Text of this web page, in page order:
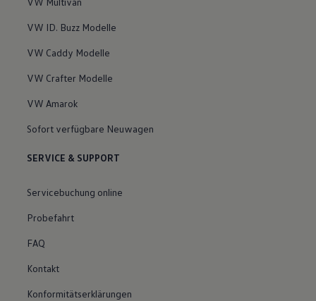
VW ID. Buzz Modelle
VW Caddy Modelle
VW Crafter Modelle
VW Amarok
Sofort verfügbare Neuwagen
SERVICE & SUPPORT
Servicebuchung online
Probefahrt
FAQ
Kontakt
Konformitätserklärungen